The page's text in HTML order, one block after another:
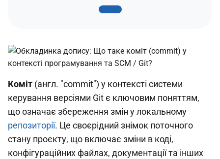
Коміт (англ. "commit") у контексті системи
керування версіями Git є ключовим поняттям,
що означає збереження змін у локальному
репозиторії. Це своєрідний знімок поточного
стану проєкту, що включає зміни в коді,
конфігураційних файлах, документації та інших